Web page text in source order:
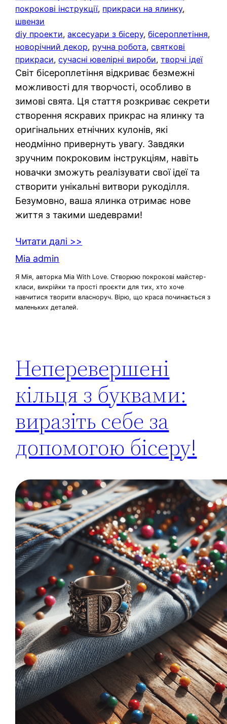
покрокові інструкції, прикраси на ялинку
швензи
diy проекти, аксесуари з бісеру, бісероплетіння
новорічний декор, ручна робота, святкові
прикраси, сучасні ювелірні вироби, творчі ідеї
Світ бісероплетіння відкриває безмежні
можливості для творчості, особливо в
зимові свята. Ця стаття розкриває секрети
створення яскравих прикрас на ялинку та
оригінальних етнічних кулонів, які
неодмінно привернуть увагу. Завдяки
зручним покроковим інструкціям, навіть
новачки зможуть реалізувати свої ідеї та
створити унікальні витвори рукоділля.
Безумовно, ваша ялинка отримає нове
життя з такими шедеврами!
Читати далі >>
Mia admin
Я Мія, авторка Mia With Love. Створюю покрокові майстер-
класи, викрійки та прості проєкти для тих, хто хоче
навчитися творити власноруч. Вірю, що краса починається з
маленьких деталей.
Неперевершені
кільця з буквами:
виразіть себе за
допомогою бісеру!